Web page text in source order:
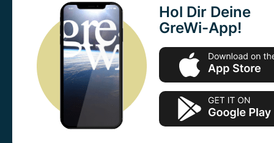
Hol Dir Deine
GreWi-App!